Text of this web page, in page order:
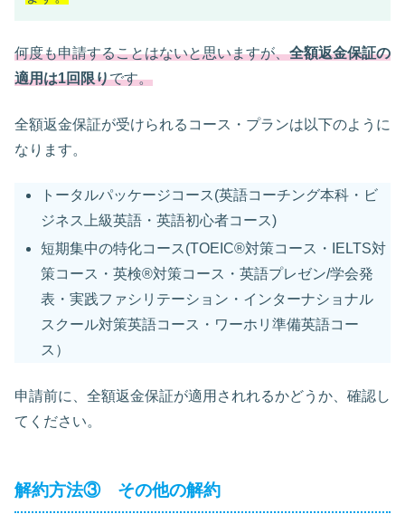
何度も申請することはないと思いますが、全額返金保証の
適用は1回限りです。
全額返金保証が受けられるコース・プランは以下のように
なります。
トータルパッケージコース(英語コーチング本科・ビ
ジネス上級英語・英語初心者コース)
短期集中の特化コース(TOEIC®対策コース・IELTS対
策コース・英検®対策コース・英語プレゼン/学会発
表・実践ファシリテーション・インターナショナル
スクール対策英語コース・ワーホリ準備英語コー
ス）
申請前に、全額返金保証が適用されれるかどうか、確認し
てください。
解約方法③ その他の解約